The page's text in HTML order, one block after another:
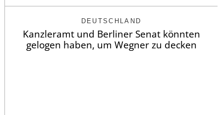
DEUTSCHLAND
Kanzleramt und Berliner Senat könnten
gelogen haben, um Wegner zu decken